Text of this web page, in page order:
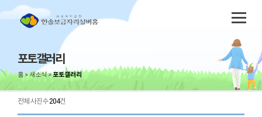
포토갤러리
홈 새소식 포토갤러리
전체 사진수204건